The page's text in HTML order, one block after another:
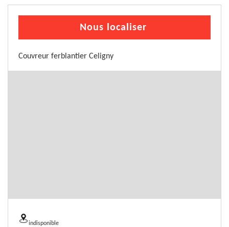
Nous localiser
Couvreur ferblantier Celigny
indisponible